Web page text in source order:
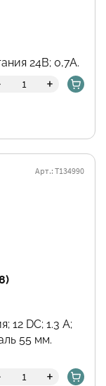
24В; 0,7А.
+
Арт.: Т134990
12 DC; 1.3 А;
55 мм.
+